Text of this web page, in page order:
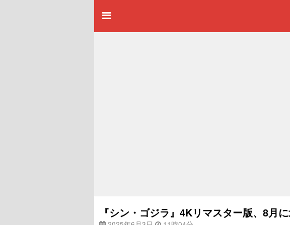
『シン・ゴジラ』4Kリマスター版、8月